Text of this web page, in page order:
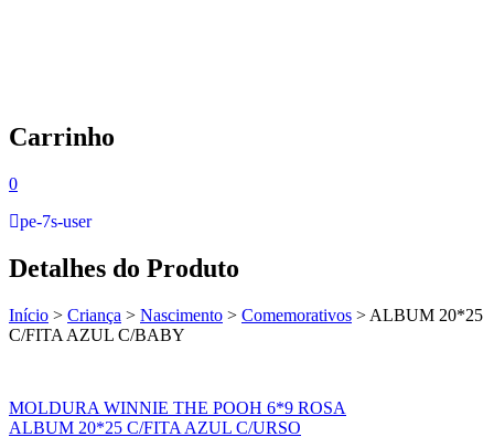
Carrinho
0
pe-7s-user
Detalhes do Produto
Início > Criança > Nascimento > Comemorativos > ALBUM 20*25
C/FITA AZUL C/BABY
MOLDURA WINNIE THE POOH 6*9 ROSA
ALBUM 20*25 C/FITA AZUL C/URSO